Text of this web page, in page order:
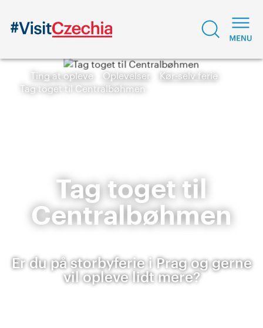
Ting at opleve Oplevelser
Kør-selv ferie
Tag toget til Centralbøhmen
Tag toget til
Centralbøhmen
Er du på storbyferie i Prag og gerne
vil opleve lidt mere?